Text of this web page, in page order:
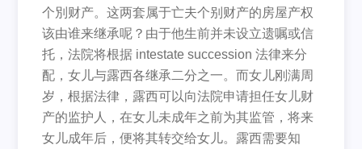
个別财产。这两套属于亡夫个别财产的房屋产权
该由谁来继承呢？由于他生前并未设立遗嘱或信
托，法院将根据 intestate succession 法律来分
配，女儿与露西各继承二分之一。而女儿刚满周
岁，根据法律，露西可以向法院申请担任女儿财
产的监护人，在女儿未成年之前为其监管，将来
女儿成年后，便将其转交给女儿。露西需要知